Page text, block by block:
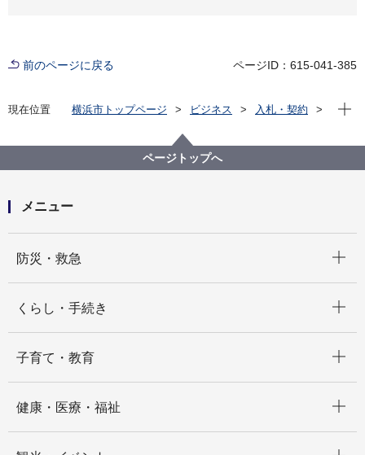
前のページに戻る ページID：615-041-385
現在位置 横浜市トップページ ビジネス
入札・契約
【結果掲載】【公募型プロポーザル】文化財保存活用
地域計画PRコンテンツ ディレクション・制作等業務
現在
ページトップへ
メニュー
防災・救急
くらし・手続き
子育て・教育
健康・医療・福祉